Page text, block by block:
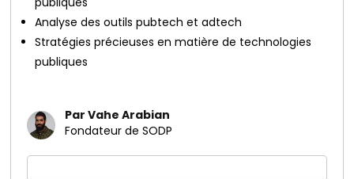
Analyse des outils pubtech et adtech
Stratégies précieuses en matière de technologies
publiques
Par Vahe Arabian
Fondateur de SODP